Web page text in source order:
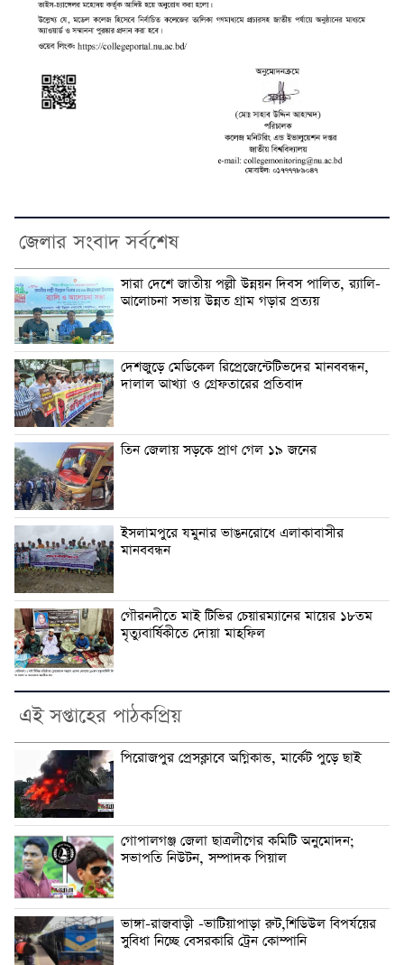
জেলার সংবাদ সর্বশেষ
সারা দেশে জাতীয় পল্লী উন্নয়ন দিবস পালিত, র‍্যালি-
আলোচনা সভায় উন্নত গ্রাম গড়ার প্রত্যয়
দেশজুড়ে মেডিকেল রিপ্রেজেন্টেটিভদের মানববন্ধন,
দালাল আখ্যা ও গ্রেফতারের প্রতিবাদ
তিন জেলায় সড়কে প্রাণ গেল ১৯ জনের
ইসলামপুরে যমুনার ভাঙনরোধে এলাকাবাসীর
মানববন্ধন
গৌরনদীতে মাই টিভির চেয়ারম্যানের মায়ের ১৮তম
মৃত্যুবার্ষিকীতে দোয়া মাহফিল
এই সপ্তাহের পাঠকপ্রিয়
পিরোজপুর প্রেসক্লাবে অগ্নিকান্ড, মার্কেট পুড়ে ছাই
গোপালগঞ্জ জেলা ছাত্রলীগের কমিটি অনুমোদন;
সভাপতি নিউটন, সম্পাদক পিয়াল
ভাঙ্গা-রাজবাড়ী -ভাটিয়াপাড়া রুট,শিডিউল বিপর্যয়ের
সুবিধা নিচ্ছে বেসরকারি ট্রেন কোম্পানি